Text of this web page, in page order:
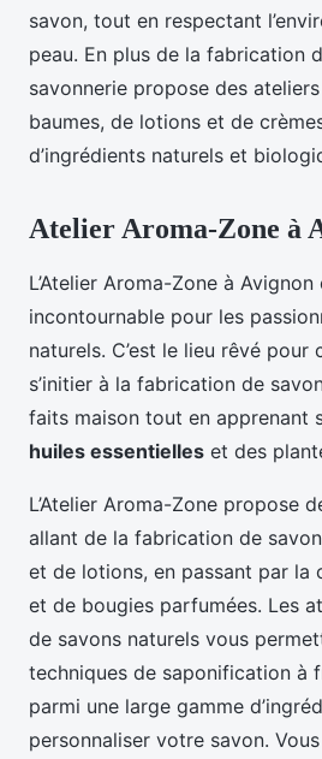
savon, tout en respectant
peau. En plus de la fabrication
savonnerie propose des
baumes, de lotions et de
d’ingrédients naturels et
Atelier Aroma-Zone à
L’Atelier Aroma-Zone à
incontournable pour les
naturels. C’est le lieu rêvé pour
s’initier à la fabrication de
faits maison tout en apprenant
huiles essentielles et des
L’Atelier Aroma-Zone propose
allant de la fabrication de
et de lotions, en passant par la
et de bougies parfumées. Les
de savons naturels vous
techniques de saponification à
parmi une large gamme
personnaliser votre savon.